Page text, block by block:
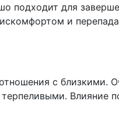
подходит для
и
с близкими.
Влияние